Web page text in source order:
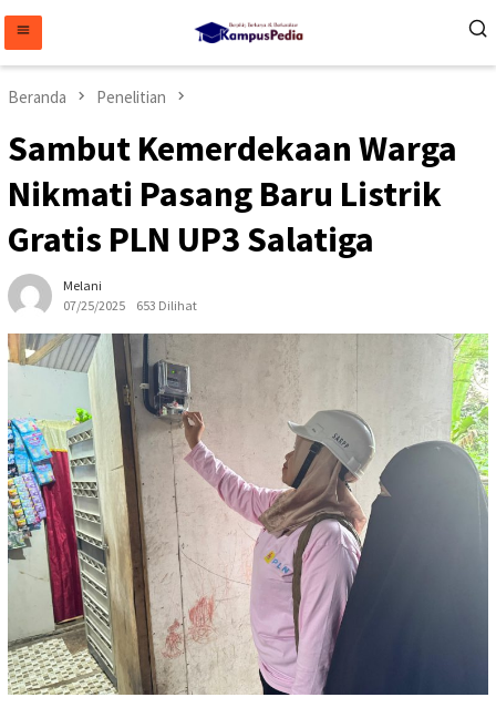
konten
Beranda Penelitian
Sambut Kemerdekaan Warga
Nikmati Pasang Baru Listrik
Gratis PLN UP3 Salatiga
Melani
07/25/2025
653 Dilihat